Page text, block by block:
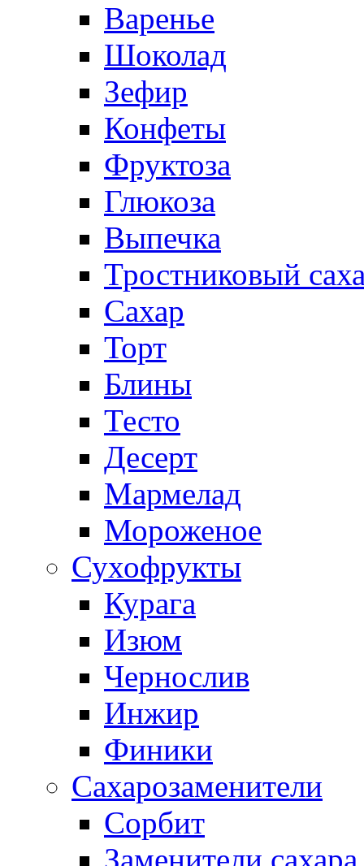
Варенье
Шоколад
Зефир
Конфеты
Фруктоза
Глюкоза
Выпечка
Тростниковый
Сахар
Торт
Блины
Тесто
Десерт
Мармелад
Мороженое
Сухофрукты
Курага
Изюм
Чернослив
Инжир
Финики
Сахарозаменители
Сорбит